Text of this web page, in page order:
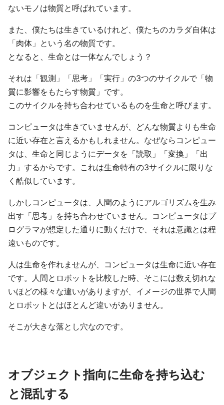
ないモノは物質と呼ばれています。
また、僕たちは生きているけれど、僕たちのカラダ自体は
「肉体」という名の物質です。
となると、生命とは一体なんでしょう？
それは「観測」「思考」「実行」の3つのサイクルで「物
質に影響をもたらす物質」です。
このサイクルを持ち合わせているものを生命と呼びます。
コンピュータは生きていませんが、どんな物質よりも生命
に近い存在と言えるかもしれません。なぜならコンピュー
タは、生命と同じようにデータを「読取」「変換」「出
力」するからです。これは生命特有の3サイクルに限りな
く酷似しています。
しかしコンピュータは、人間のようにアルゴリズムを生み
出す「思考」を持ち合わせていません。コンピュータはプ
ログラマが想定した通りに動くだけで、それは意識とは程
遠いものです。
人は生命を作れませんが、コンピュータは生命に近い存在
です。人間とロボットを比較した時、そこには数え切れな
いほどの様々な違いがありますが、イメージの世界で人間
とロボットとはほとんど違いがありません。
そこが大きな落とし穴なのです。
オブジェクト指向に生命を持ち込む
と混乱する